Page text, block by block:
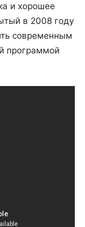
и хорошее
в 2008 году
современным
программой